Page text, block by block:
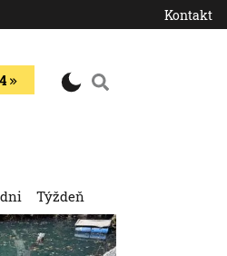
Kontakt
Týždeň